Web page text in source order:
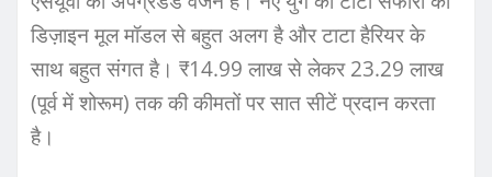
डिज़ाइन मूल मॉडल से बहुत अलग है और टाटा हैरियर के
साथ बहुत संगत है। ₹14.99 लाख से लेकर 23.29 लाख
(पूर्व में शोरूम) तक की कीमतों पर सात सीटें प्रदान करता
है।